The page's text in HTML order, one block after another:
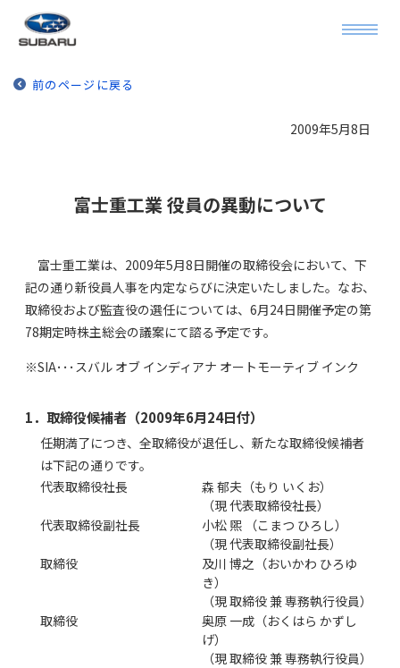
前のページに戻る
2009年5月8日
富士重工業 役員の異動について
富士重工業は、2009年5月8日開催の取締役会において、下
記の通り新役員人事を内定ならびに決定いたしました。なお、
取締役および監査役の選任については、6月24日開催予定の第
78期定時株主総会の議案にて諮る予定です。
※SIA･･･スバル オブ インディアナ オートモーティブ インク
1．取締役候補者（2009年6月24日付）
任期満了につき、全取締役が退任し、新たな取締役候補者
は下記の通りです。
代表取締役社長
森 郁夫（もり いくお）
（現 代表取締役社長）
代表取締役副社長
小松 煕 （こまつ ひろし）
（現 代表取締役副社長）
取締役
及川 博之（おいかわ ひろゆ
き）
（現 取締役 兼 専務執行役員）
取締役
奥原 一成（おくはら かずし
げ）
（現 取締役 兼 専務執行役員）